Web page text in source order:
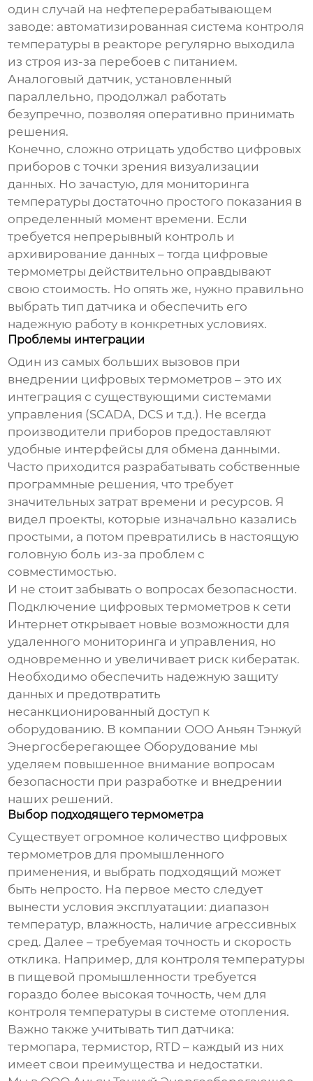
один случай на нефтеперерабатывающем
заводе: автоматизированная система контроля
температуры в реакторе регулярно выходила
из строя из-за перебоев с питанием.
Аналоговый датчик, установленный
параллельно, продолжал работать
безупречно, позволяя оперативно принимать
решения.
Конечно, сложно отрицать удобство цифровых
приборов с точки зрения визуализации
данных. Но зачастую, для мониторинга
температуры достаточно простого показания в
определенный момент времени. Если
требуется непрерывный контроль и
архивирование данных – тогда цифровые
термометры действительно оправдывают
свою стоимость. Но опять же, нужно правильно
выбрать тип датчика и обеспечить его
надежную работу в конкретных условиях.
Проблемы интеграции
Один из самых больших вызовов при
внедрении цифровых термометров – это их
интеграция с существующими системами
управления (SCADA, DCS и т.д.). Не всегда
производители приборов предоставляют
удобные интерфейсы для обмена данными.
Часто приходится разрабатывать собственные
программные решения, что требует
значительных затрат времени и ресурсов. Я
видел проекты, которые изначально казались
простыми, а потом превратились в настоящую
головную боль из-за проблем с
совместимостью.
И не стоит забывать о вопросах безопасности.
Подключение цифровых термометров к сети
Интернет открывает новые возможности для
удаленного мониторинга и управления, но
одновременно и увеличивает риск кибератак.
Необходимо обеспечить надежную защиту
данных и предотвратить
несанкционированный доступ к
оборудованию. В компании ООО Аньян Тэнжуй
Энергосберегающее Оборудование мы
уделяем повышенное внимание вопросам
безопасности при разработке и внедрении
наших решений.
Выбор подходящего термометра
Существует огромное количество цифровых
термометров для промышленного
применения, и выбрать подходящий может
быть непросто. На первое место следует
вынести условия эксплуатации: диапазон
температур, влажность, наличие агрессивных
сред. Далее – требуемая точность и скорость
отклика. Например, для контроля температуры
в пищевой промышленности требуется
гораздо более высокая точность, чем для
контроля температуры в системе отопления.
Важно также учитывать тип датчика:
термопара, термистор, RTD – каждый из них
имеет свои преимущества и недостатки.